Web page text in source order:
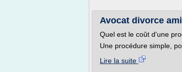
Avocat divorce
Quel est le coût d'une
Une procédure simple,
Lire la suite